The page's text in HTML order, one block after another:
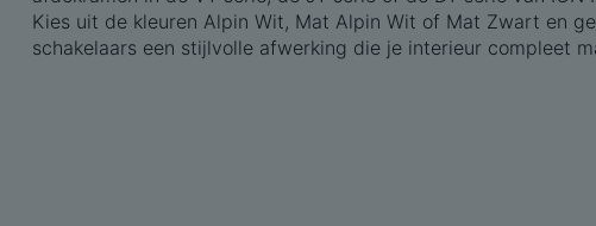
Kies uit de kleuren Alpin Wit, Mat Alpin Wit of Mat Zwart en
schakelaars een stijlvolle afwerking die je interieur compleet